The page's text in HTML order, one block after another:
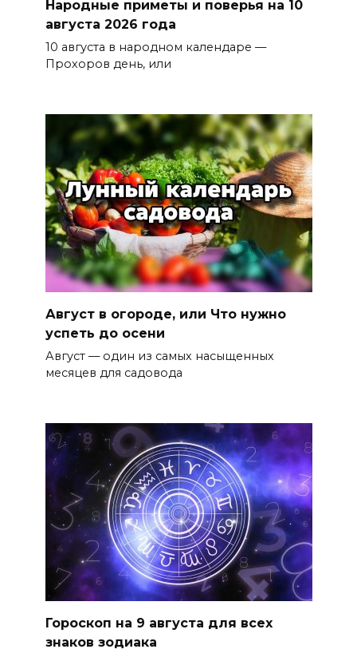
Народные приметы и поверья на 10
августа 2026 года
10 августа в народном календаре —
Прохоров день, или
Август в огороде, или Что нужно
успеть до осени
Август — один из самых насыщенных
месяцев для садовода
Гороскоп на 9 августа для всех
знаков зодиака